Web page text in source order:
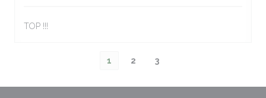
TOP !!!
1 2 3